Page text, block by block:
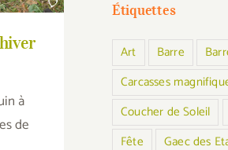
à
de
Étiquettes
Art Barre
Carcasses
Coucher de Soleil
Fête
Gaec des